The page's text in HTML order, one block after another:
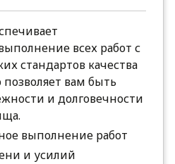
всех работ с
стандартов качества
позволяет вам быть
и долговечности
выполнение работ
и усилий